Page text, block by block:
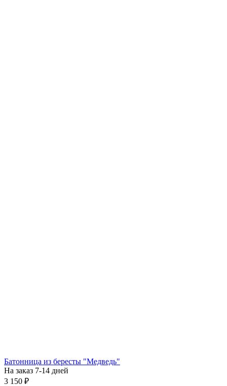
Батонница из бересты "Медведь"
На заказ 7-14 дней
3 150 ₽